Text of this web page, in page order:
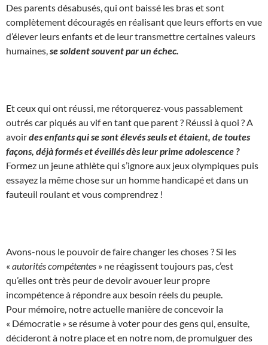
Des parents désabusés, qui ont baissé les bras et sont
complètement découragés en réalisant que leurs efforts en vue
d’élever leurs enfants et de leur transmettre certaines valeurs
humaines, se soldent souvent par un échec.
Et ceux qui ont réussi, me rétorquerez-vous passablement
outrés car piqués au vif en tant que parent ? Réussi à quoi ? A
avoirdes enfants qui se sont élevés seuls et étaient, de toutes
façons, déjà formés et éveillés dès leur prime adolescence ?
Formez un jeune athlète qui s’ignore aux jeux olympiques puis
essayez la même chose sur un homme handicapé et dans un
fauteuil roulant et vous comprendrez !
Avons-nous le pouvoir de faire changer les choses ? Si les
« autorités compétentes » ne réagissent toujours pas, c’est
qu’elles ont très peur de devoir avouer leur propre
incompétence à répondre aux besoin réels du peuple.
Pour mémoire, notre actuelle manière de concevoir la
« Démocratie » se résume à voter pour des gens qui, ensuite,
décideront à notre place et en notre nom, de promulguer des